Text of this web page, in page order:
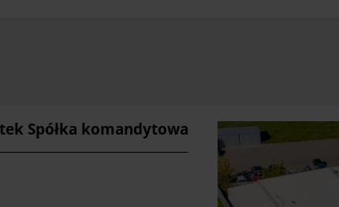
Spółka komandytowa